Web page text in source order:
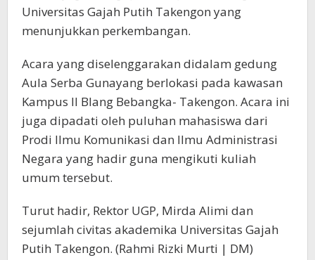
Universitas Gajah Putih Takengon yang
menunjukkan perkembangan.
Acara yang diselenggarakan didalam gedung
Aula Serba Gunayang berlokasi pada kawasan
Kampus II Blang Bebangka- Takengon. Acara ini
juga dipadati oleh puluhan mahasiswa dari
Prodi Ilmu Komunikasi dan Ilmu Administrasi
Negara yang hadir guna mengikuti kuliah
umum tersebut.
Turut hadir, Rektor UGP, Mirda Alimi dan
sejumlah civitas akademika Universitas Gajah
Putih Takengon. (Rahmi Rizki Murti | DM)